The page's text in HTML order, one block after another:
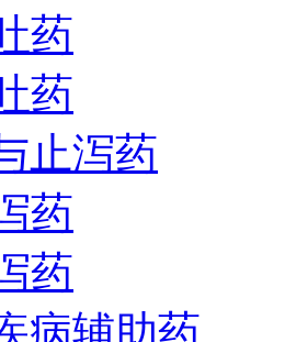
药
药
止泻药
药
药
病辅助药